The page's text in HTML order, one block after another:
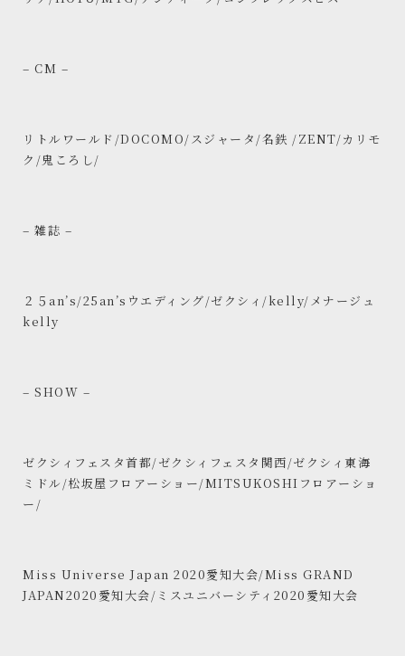
– CM –
リトルワールド/DOCOMO/スジャータ/名鉄 /ZENT/カリモ
ク/鬼ころし/
– 雑誌 –
２５an’s/25an’sウエディング/ゼクシィ/kelly/メナージュ
kelly
– SHOW –
ゼクシィフェスタ首都/ゼクシィフェスタ関西/ゼクシィ東海
ミドル/松坂屋フロアーショー/MITSUKOSHIフロアーショ
ー/
Miss Universe Japan 2020愛知大会/Miss GRAND
JAPAN2020愛知大会/ミスユニバーシティ2020愛知大会